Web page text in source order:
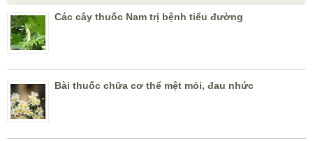
Các cây thuốc Nam trị bệnh tiểu đường
Bài thuốc chữa cơ thể mệt mỏi, đau nhức